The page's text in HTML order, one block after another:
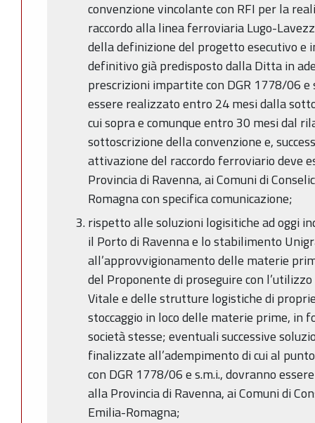
convenzione vincolante con RFI per la
raccordo alla linea ferroviaria Lugo-
della definizione del progetto esecutivo e
definitivo già predisposto dalla Ditta in
prescrizioni impartite con DGR 1778/06
essere realizzato entro 24 mesi dalla
cui sopra e comunque entro 30 mesi dal
sottoscrizione della convenzione e,
attivazione del raccordo ferroviario deve
Provincia di Ravenna, ai Comuni di
Romagna con specifica comunicazione;
rispetto alle soluzioni logisitiche ad oggi
il Porto di Ravenna e lo stabilimento
all’approvvigionamento delle materie
del Proponente di proseguire con
Vitale e delle strutture logistiche di
stoccaggio in loco delle materie prime, in
società stesse; eventuali successive
finalizzate all’adempimento di cui al
con DGR 1778/06 e s.m.i., dovranno
alla Provincia di Ravenna, ai Comuni di
Emilia-Romagna;